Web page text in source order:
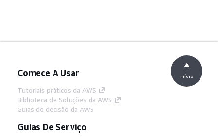
Comece A Usar
Tutoriais práticos da AWS
Biblioteca de Soluções da AWS
Guias de decisão da AWS
Guias De Serviço
início